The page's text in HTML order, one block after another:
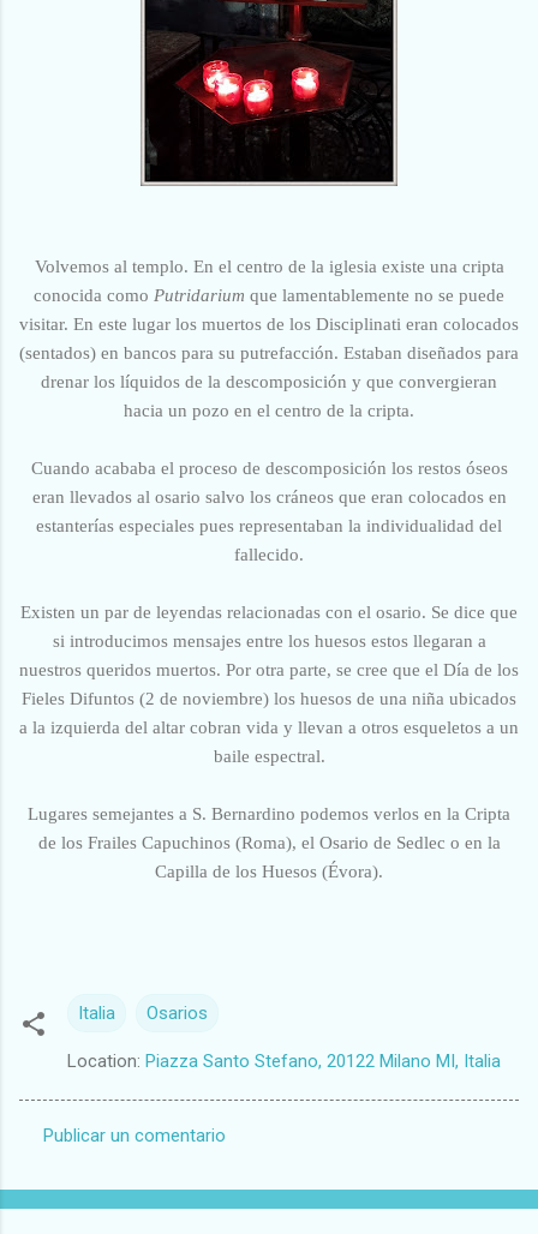
Volvemos al templo. En el centro de la iglesia existe una cripta
conocida como Putridarium que lamentablemente no se puede
visitar. En este lugar los muertos de los Disciplinati eran colocados
(sentados) en bancos para su putrefacción. Estaban diseñados para
drenar los líquidos de la descomposición y que convergieran
hacia un pozo en el centro de la cripta.
Cuando acababa el proceso de descomposición los restos óseos
eran llevados al osario salvo los cráneos que eran colocados en
estanterías especiales pues representaban la individualidad del
fallecido.
Existen un par de leyendas relacionadas con el osario. Se dice que
si introducimos mensajes entre los huesos estos llegaran a
nuestros queridos muertos. Por otra parte, se cree que el Día de los
Fieles Difuntos (2 de noviembre) los huesos de una niña ubicados
a la izquierda del altar cobran vida y llevan a otros esqueletos a un
baile espectral.
Lugares semejantes a S. Bernardino podemos verlos en la Cripta
de los Frailes Capuchinos (Roma), el Osario de Sedlec o en la
Capilla de los Huesos (Évora).
Italia Osarios
Location: Piazza Santo Stefano, 20122 Milano MI, Italia
o
Publicar un comentario